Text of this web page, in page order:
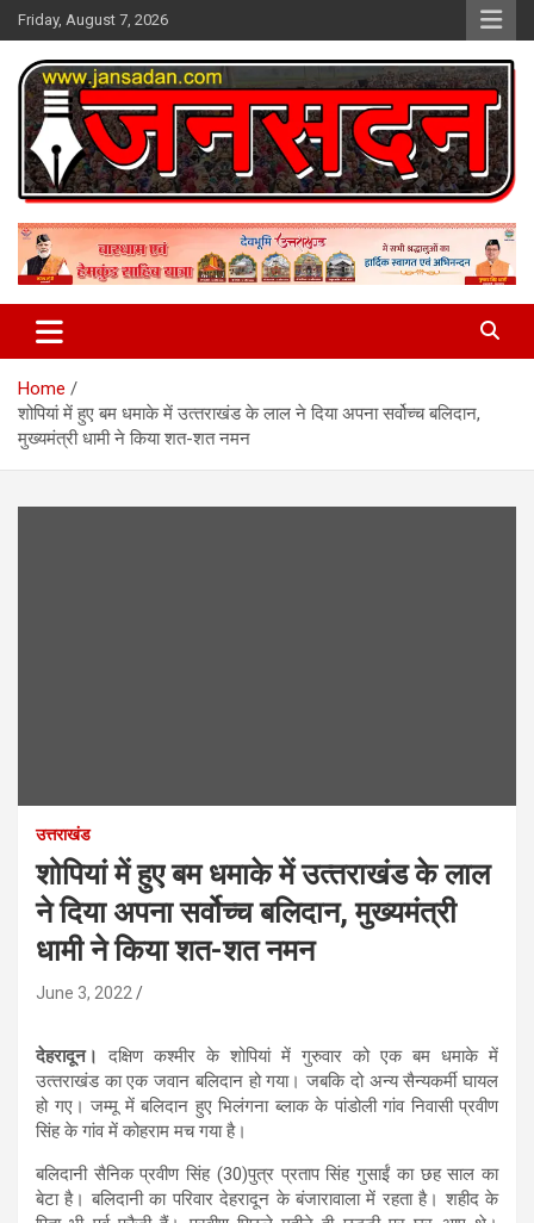
Skip
to
content
Friday, August 7, 2026
Jan Sadan
Home
शोपियां में हुए बम धमाके में उत्‍तराखंड के लाल ने दिया अपना सर्वोच्‍च बलिदान,
मुख्‍यमंत्री धामी ने किया शत-शत नमन
उत्तराखंड
शोपियां में हुए बम धमाके में उत्‍तराखंड के लाल
ने दिया अपना सर्वोच्‍च बलिदान, मुख्‍यमंत्री
धामी ने किया शत-शत नमन
June 3, 2022
देहरादून। दक्षिण कश्मीर के शोपियां में गुरुवार को एक बम धमाके में
उत्‍तराखंड का एक जवान बलिदान हो गया। जबकि दो अन्य सैन्यकर्मी घायल
हो गए। जम्मू में बलिदान हुए भिलंगना ब्लाक के पांडोली गांव निवासी प्रवीण
सिंह के गांव में कोहराम मच गया है।
बलिदानी सैनिक प्रवीण सिंह (30)पुत्र प्रताप सिंह गुसाईं का छह साल का
बेटा है। बलिदानी का परिवार देहरादून के बंजारावाला में रहता है। शहीद के